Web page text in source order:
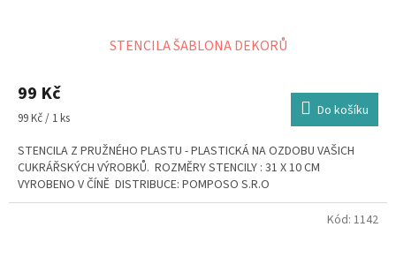
STENCILA ŠABLONA DEKORŮ
99 Kč
Měrná
99 Kč / 1 ks Do košíku
STENCILA Z PRUŽNÉHO PLASTU - PLASTICKÁ NA OZDOBU VAŠICH
CUKRÁŘSKÝCH VÝROBKŮ. ROZMĚRY STENCILY : 31 X 10 CM
VYROBENO V ČÍNĚ DISTRIBUCE: POMPOSO S.R.O
Kód: 1142